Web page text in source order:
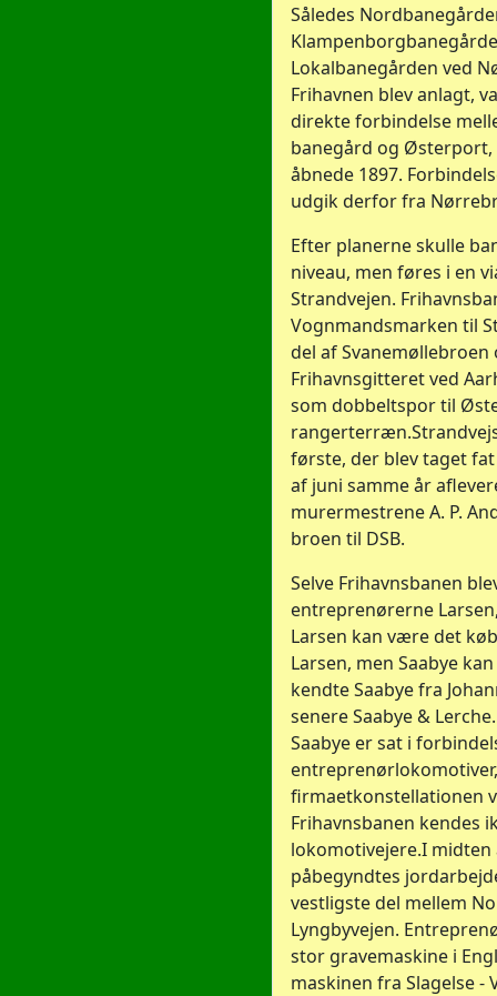
Således
Lokalbanegården ved
Frihavnen blev anlagt,
direkte forbindelse
banegård og
åbnede 1897.
udgik derfor fra
Efter planerne skulle
niveau, men føres i en
Strandvejen.
Vognmandsmarken til
del af
Frihavnsgitteret ved
som dobbeltspor til
første, der blev taget
af juni samme år
murermestrene A. P.
broen til DSB.
Selve Frihavnsbanen
entreprenørerne
Larsen kan være det
Larsen, men Saabye
kendte Saabye fra
senere Saabye &
Saabye er sat i
firmaetkonstellationen
Frihavnsbanen kendes
lokomotivejere.I midten
påbegyndtes
vestligste del mellem
Lyngbyvejen.
stor gravemaskine i
maskinen fra Slagelse